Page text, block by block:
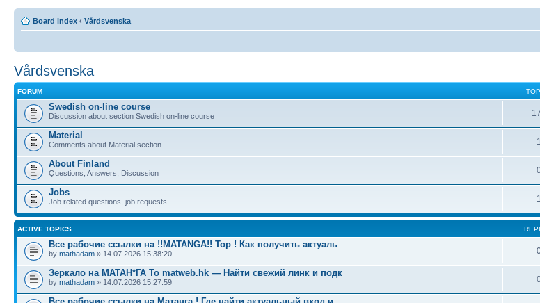
Board index ‹ Vårdsvenska
Vårdsvenska
FORUM
Swedish on-line course
Discussion about section Swedish on-line course
Material
Comments about Material section 1
About Finland
Questions, Answers, Discussion
Jobs
Job related questions, job requests.. 1
ACTIVE TOPICS
Все рабочие ссылки на !!MATANGA!! Тор ! Как получить актуаль
by mathadam » 14.07.2026 15:38:20
Зеркало на МАТАН*ГА To matweb.hk — Найти свежий линк и подк
by mathadam » 14.07.2026 15:27:59